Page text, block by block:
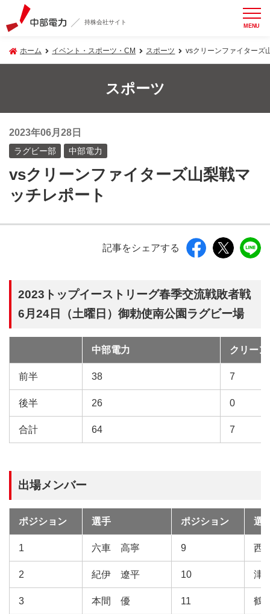
持株会社サイト MENU
ホーム イベント・スポーツ・CM スポーツ vsクリーンファイターズ
スポーツ
2023年06月28日
ラグビー部 中部電力
vsクリーンファイターズ山梨戦マ
ッチレポート
記事をシェアする
2023トップイーストリーグ春季交流戦敗者戦
6月24日（土曜日）御勅使南公園ラグビー場
合
中部電力 クリー
前半 38 7
後半 26 0
合計 64 7
出場メンバー
ポジション 選手 ポジション 選
1 六車 高寧 9 西
2 紀伊 遼平 10 津
3 本間 優 11 鶴